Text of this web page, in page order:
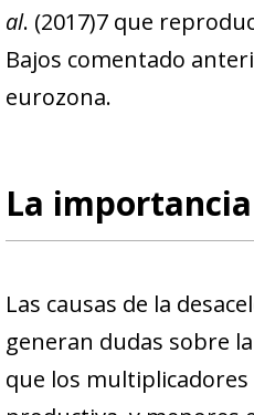
al. (2017)7que
Bajos comentado
eurozona.
La
Las causas de la
generan dudas sobre
que los multiplicadores